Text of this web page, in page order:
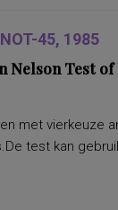
45, 1985
Nelson Test
met vierkeuze
test kan